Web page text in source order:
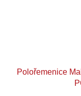
Polořemenice